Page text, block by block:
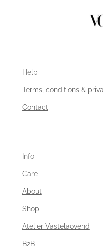
Help
Terms, conditions &
Contact
Info
Care
About
Shop
Atelier Vastelaovend
B2B